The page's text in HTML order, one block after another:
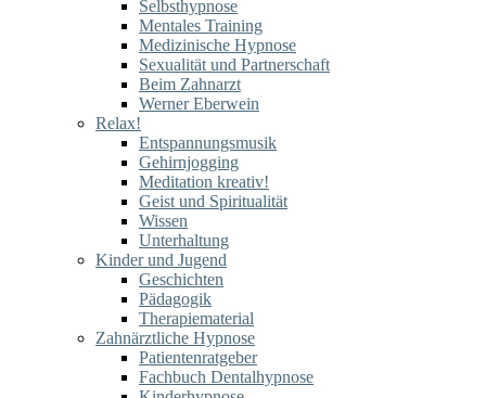
Selbsthypnose
Mentales Training
Medizinische Hypnose
Sexualität und Partnerschaft
Beim Zahnarzt
Werner Eberwein
Relax!
Entspannungsmusik
Gehirnjogging
Meditation kreativ!
Geist und Spiritualität
Wissen
Unterhaltung
Kinder und Jugend
Geschichten
Pädagogik
Therapiematerial
Zahnärztliche Hypnose
Patientenratgeber
Fachbuch Dentalhypnose